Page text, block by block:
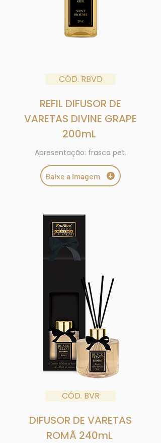
CÓD. RBVD
REFIL DIFUSOR DE
VARETAS DIVINE GRAPE
200mL
Apresentação: frasco pet.
Baixe a imagem
CÓD. BVR
DIFUSOR DE VARETAS
ROMÃ 240mL